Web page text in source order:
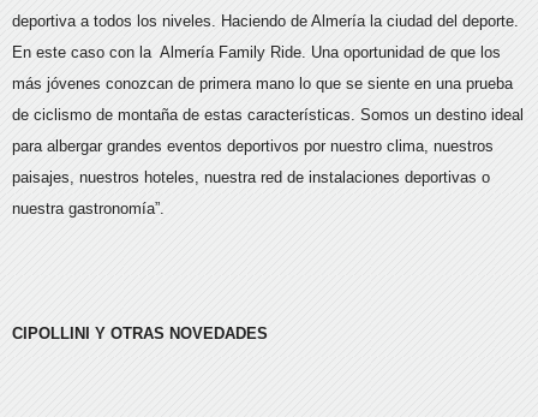
deportiva a todos los niveles. Haciendo de Almería la ciudad del deporte.
En este caso con la Almería Family Ride. Una oportunidad de que los
más jóvenes conozcan de primera mano lo que se siente en una prueba
de ciclismo de montaña de estas características. Somos un destino ideal
para albergar grandes eventos deportivos por nuestro clima, nuestros
paisajes, nuestros hoteles, nuestra red de instalaciones deportivas o
nuestra gastronomía”.
CIPOLLINI Y OTRAS NOVEDADES